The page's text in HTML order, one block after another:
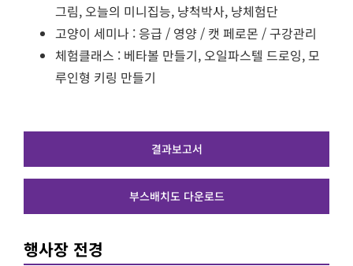
그림, 오늘의 미니집능, 냥척박사, 냥체험단
고양이 세미나 : 응급 / 영양 / 캣 페로몬 / 구강관리
체험클래스 : 베타볼 만들기, 오일파스텔 드로잉, 모
루인형 키링 만들기
결과보고서
부스배치도 다운로드
행사장 전경